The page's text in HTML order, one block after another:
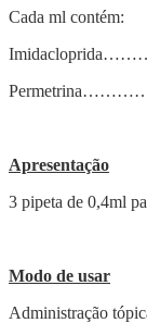
Cada ml contém:
Apresentação
3 pipeta de 0,4ml
Modo de usar
Administração